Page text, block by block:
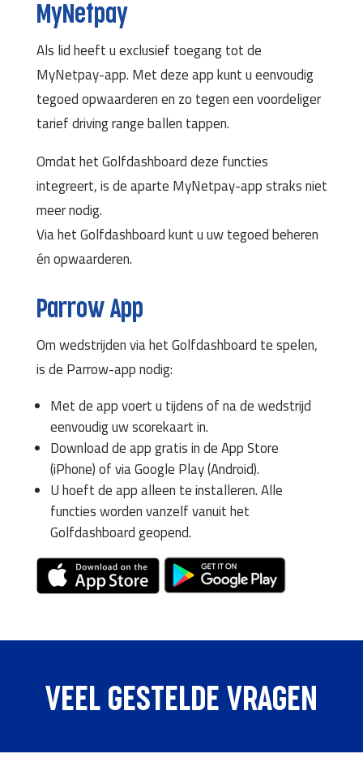
MyNetpay
Als lid heeft u exclusief toegang tot de
MyNetpay-app. Met deze app kunt u eenvoudig
tegoed opwaarderen en zo tegen een voordeliger
tarief driving range ballen tappen.
Omdat het Golfdashboard deze functies
integreert, is de aparte MyNetpay-app straks niet
meer nodig.
Via het Golfdashboard kunt u uw tegoed beheren
én opwaarderen.
Parrow App
Om wedstrijden via het Golfdashboard te spelen,
is de Parrow-app nodig:
Met de app voert u tijdens of na de wedstrijd
eenvoudig uw scorekaart in.
Download de app gratis in de App Store
(iPhone) of via Google Play (Android).
U hoeft de app alleen te installeren. Alle
functies worden vanzelf vanuit het
Golfdashboard geopend.
VEEL GESTELDE VRAGEN